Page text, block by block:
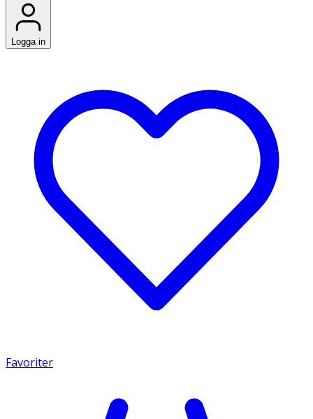
Logga in
Favoriter